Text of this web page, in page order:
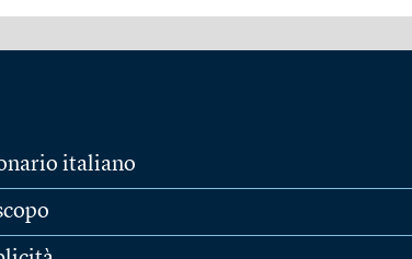
italiano